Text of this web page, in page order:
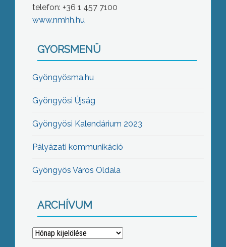
telefon: +36 1 457 7100
www.nmhh.hu
GYORSMENÜ
Gyöngyösma.hu
Gyöngyösi Újság
Gyöngyösi Kalendárium 2023
Pályázati kommunikáció
Gyöngyös Város Oldala
ARCHÍVUM
Archívum